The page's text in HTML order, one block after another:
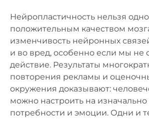
Нейропластичность нельзя
положительным качеством
изменчивость нейронных
и во вред, особенно если мы не
действие. Результаты
повторения рекламы и
окружения доказывают:
можно настроить на
потребности и эмоции. Одни и